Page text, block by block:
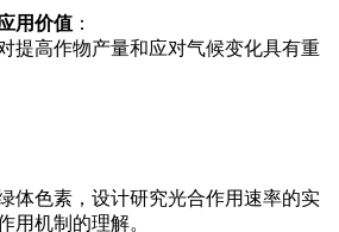
用价值 ：
提高作物产量和应对气候变化具有重
体色素，设计研究光合作用速率的实
用机制的理解。